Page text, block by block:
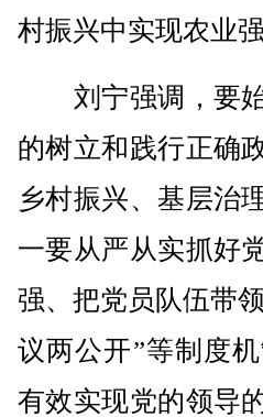
村振兴中实现农业强
刘宁强调，要始
的树立和践行正确
乡村振兴、基层治
一要从严从实抓好
强、把党员队伍带
议两公开”等制度
有效实现党的领导